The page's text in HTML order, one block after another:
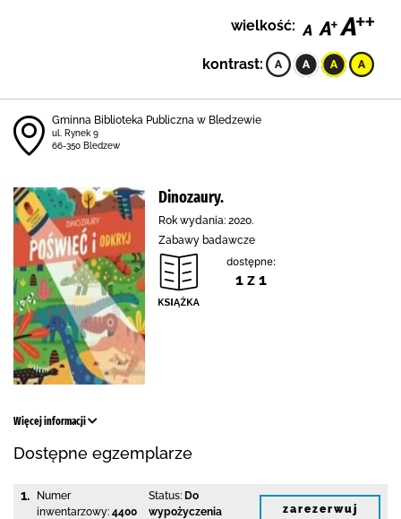
wielkość:
kontrast:
Gminna Biblioteka Publiczna w Bledzewie
ul. Rynek 9
66-350 Bledzew
Dinozaury.
Rok wydania: 2020.
Zabawy badawcze
dostępne:
1 z 1
Więcej informacji
Dostępne egzemplarze
1.
Numer
inwentarzowy: 4400
Status: Do
wypożyczenia
zarezerwuj